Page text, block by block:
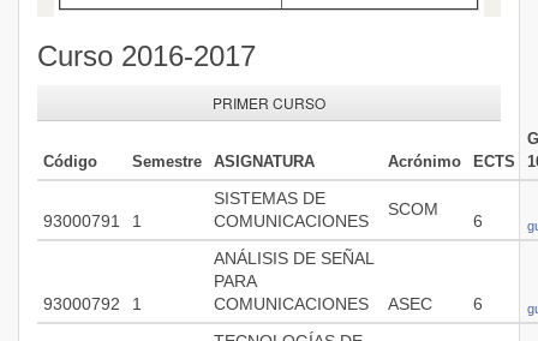
Curso 2016-2017
PRIMER CURSO
Código Semestre ASIGNATURA Acrónimo ECTS
93000791 1
SISTEMAS DE
COMUNICACIONES
SCOM
6
93000792 1
ANÁLISIS DE SEÑAL
PARA
COMUNICACIONES
ASEC 6